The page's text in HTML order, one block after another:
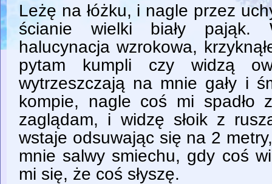
Leżę na łóżku, i nagle przez
ścianie wielki biały pająk.
halucynacja wzrokowa,
pytam kumpli czy widzą
wytrzeszczają na mnie gały i
kompie, nagle coś mi spadło
zaglądam, i widzę słoik z
wstaje odsuwając się na 2
mnie salwy smiechu, gdy coś
mi się, że coś słyszę.